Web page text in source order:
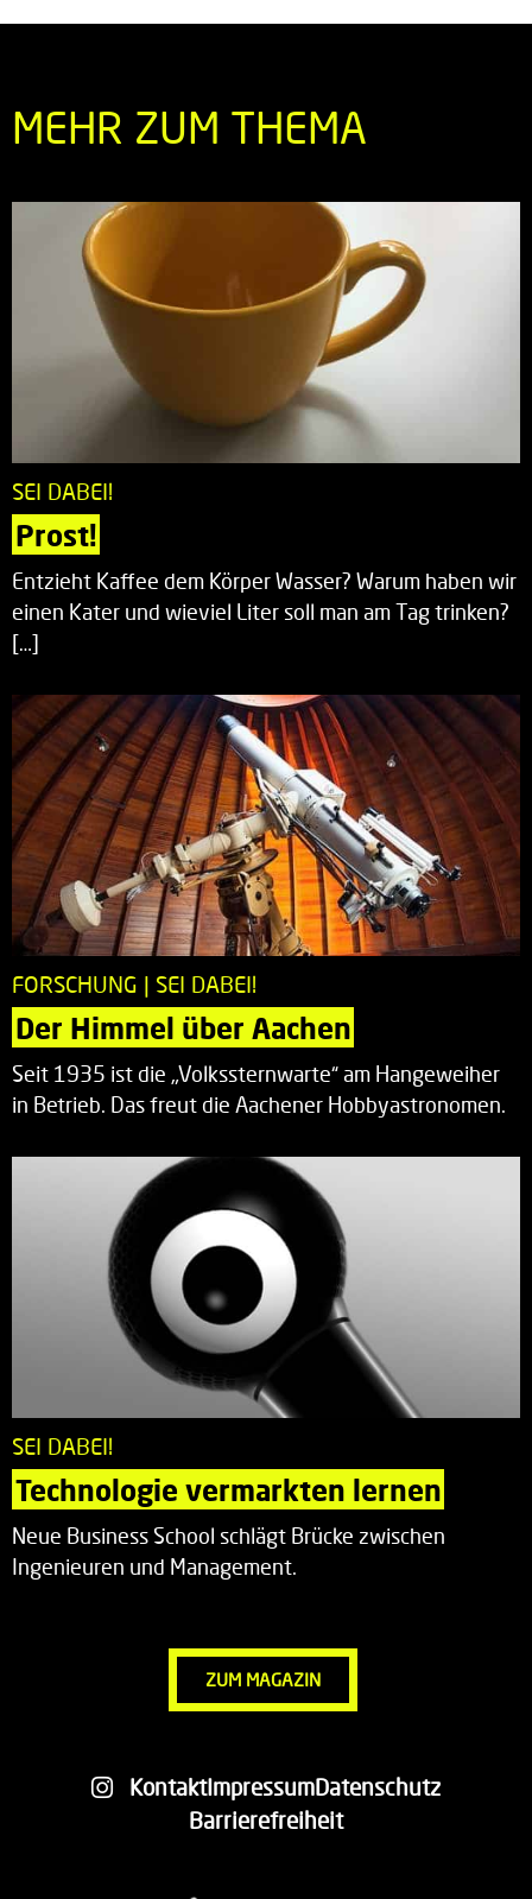
MEHR ZUM THEMA
SEI DABEI!
Prost!
Entzieht Kaffee dem Körper Wasser? Warum haben wir
einen Kater und wieviel Liter soll man am Tag trinken?
[…]
FORSCHUNG | SEI DABEI!
Der Himmel über Aachen
Seit 1935 ist die „Volkssternwarte“ am Hangeweiher
in Betrieb. Das freut die Aachener Hobbyastronomen.
SEI DABEI!
Technologie vermarkten lernen
Neue Business School schlägt Brücke zwischen
Ingenieuren und Management.
ZUM MAGAZIN
KontaktImpressumDatenschutz
Barrierefreiheit